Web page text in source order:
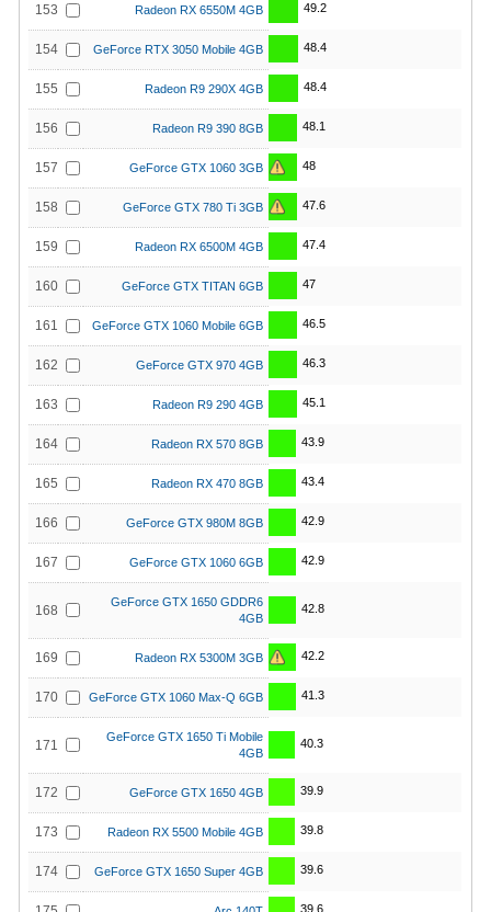
153 Radeon RX 6550M 4GB 49.2
154 GeForce RTX 3050 Mobile 4GB 48.4
155 Radeon R9 290X 4GB 48.4
156 Radeon R9 390 8GB 48.1
157 GeForce GTX 1060 3GB 48
158 GeForce GTX 780 Ti 3GB 47.6
159 Radeon RX 6500M 4GB 47.4
160 GeForce GTX TITAN 6GB 47
161 GeForce GTX 1060 Mobile 6GB 46.5
162 GeForce GTX 970 4GB 46.3
163 Radeon R9 290 4GB 45.1
164 Radeon RX 570 8GB 43.9
165 Radeon RX 470 8GB 43.4
166 GeForce GTX 980M 8GB 42.9
167 GeForce GTX 1060 6GB 42.9
168
GeForce GTX 1650 GDDR6
4GB
42.8
169 Radeon RX 5300M 3GB 42.2
170 GeForce GTX 1060 Max-Q 6GB 41.3
171
GeForce GTX 1650 Ti Mobile
4GB
40.3
172 GeForce GTX 1650 4GB 39.9
173 Radeon RX 5500 Mobile 4GB 39.8
174 GeForce GTX 1650 Super 4GB 39.6
39.6